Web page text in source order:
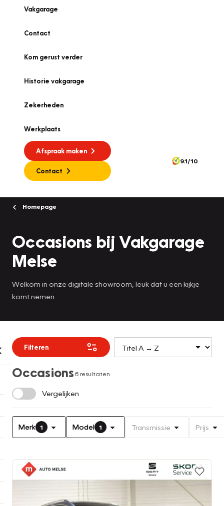
Vakgarage
Contact
Kom gerust verder
Historie vakgarage
Zekerheden
Werkplaats
Afspraak maken
Contact
9.1/10
Homepage
Occasions bij Vakgarage
Melse
Welkom in onze digitale showroom, leuk dat u een kijkje
komt nemen.
Filteren
Occasions6 resultaten
Vergelijken
Merk 1 Model 1 Transmissie Prijs